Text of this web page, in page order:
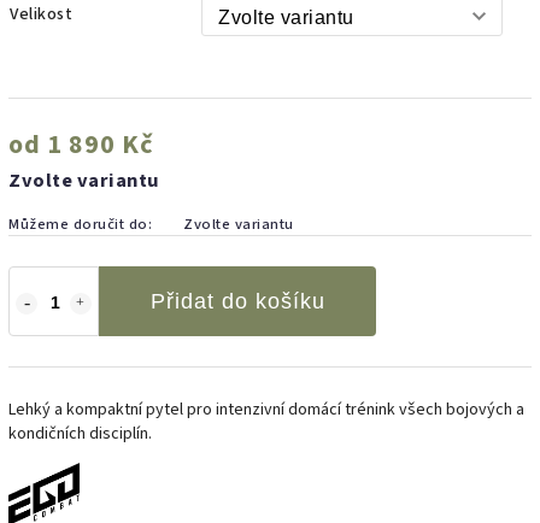
Velikost
od 1 890 Kč
Zvolte variantu
Můžeme doručit do: Zvolte variantu
Přidat do košíku
Lehký a kompaktní pytel pro intenzivní domácí trénink všech bojových a
kondičních disciplín.